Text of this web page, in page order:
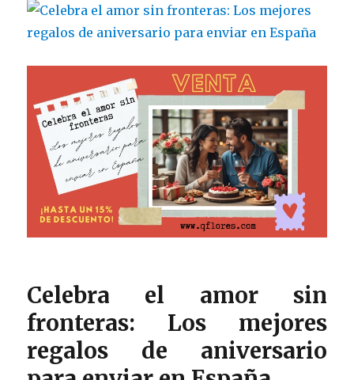
Celebra el amor sin
fronteras: Los mejores
regalos de aniversario